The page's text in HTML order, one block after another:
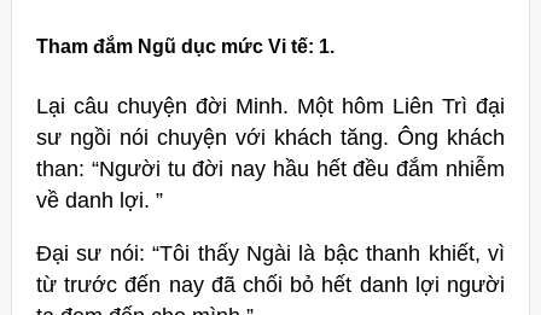
Tham đắm Ngũ dục mức Vi tế: 1.
Lại câu chuyện đời Minh. Một hôm Liên Trì đại
sư ngồi nói chuyện với khách tăng. Ông khách
than: “Người tu đời nay hầu hết đều đắm nhiễm
về danh lợi. ”
Đại sư nói: “Tôi thấy Ngài là bậc thanh khiết, vì
từ trước đến nay đã chối bỏ hết danh lợi người